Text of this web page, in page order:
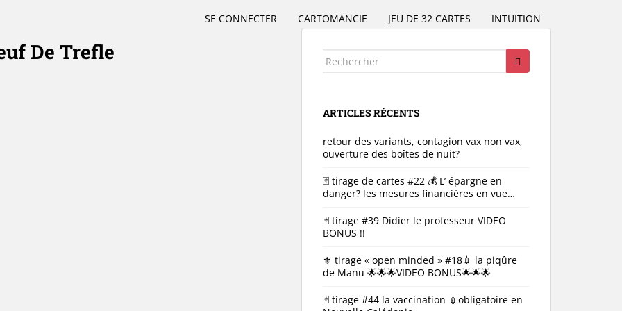
SE CONNECTER CARTOMANCIE JEU DE 32 CARTES INTUITION
De Trefle Rechercher...
ARTICLES RÉCENTS
retour des variants, contagion vax non vax,
ouverture des boîtes de nuit?
🃏 tirage de cartes #22 💰 L’ épargne en
danger? les mesures financières en vue…
🃏 tirage #39 Didier le professeur VIDEO
BONUS !!
⚜ tirage « open minded » #18💉 la piqûre
de Manu 🌟🌟🌟VIDEO BONUS🌟🌟🌟
🃏 tirage #44 la vaccination 💉obligatoire en